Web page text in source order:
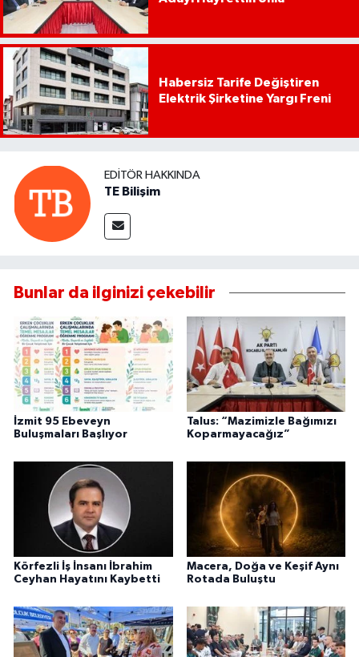
Habersiz Tarife Değiştiren
Elektrik Şirketine Yargı Freni
EDITÖR HAKKINDA
TE Bilişim
Bunlar da ilginizi çekebilir
İzmit 95 Ebeveyn
Buluşmaları Başlıyor
Talus: “Mazimizle Bağımızı
Koparmayacağız”
Körfezli İş İnsanı İbrahim
Ceyhan Hayatını Kaybetti
Macera, Doğa ve Keşif Aynı
Rotada Buluştu